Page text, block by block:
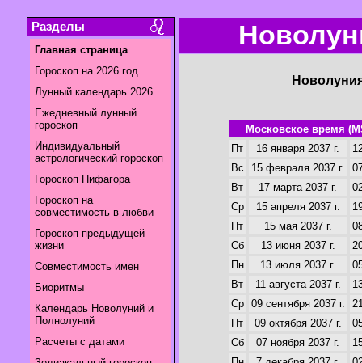
Разделы
Главная страница
Гороскоп на 2026 год
Лунный календарь 2026
Ежедневный лунный
гороскоп
Индивидуальный
астрологический гороскоп
Гороскоп Пифагора
Гороскоп на
совместимость в любви
Гороскоп предыдущей
жизни
Совместимость имен
Биоритмы
Календарь Новолуний и
Полнолуний
Расчеты с датами
Московское время
Пт
16 января 2037 г.
Вс
15 февраля 2037 г.
Вт
17 марта 2037 г.
Ср
15 апреля 2037 г.
Пт
15 мая 2037 г.
Сб
13 июня 2037 г.
Пн
13 июля 2037 г.
Вт
11 августа 2037 г.
Ср
09 сентября 2037 г.
Пт
09 октября 2037 г.
Сб
07 ноября 2037 г.